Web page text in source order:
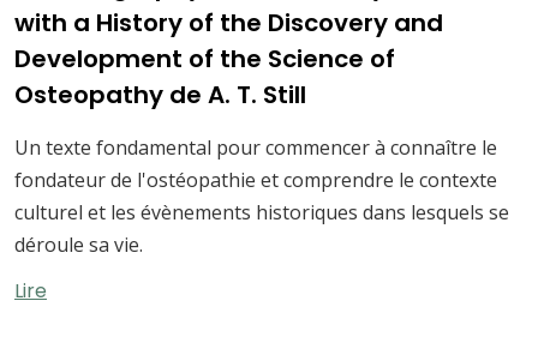
with a History of the Discovery and
Development of the Science of
Osteopathy de A. T. Still
Un texte fondamental pour commencer à connaître le
fondateur de l'ostéopathie et comprendre le contexte
culturel et les évènements historiques dans lesquels se
déroule sa vie.
Lire